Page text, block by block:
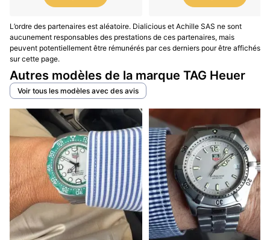
L’ordre des partenaires est aléatoire. Dialicious et Achille SAS ne sont
aucunement responsables des prestations de ces partenaires, mais
peuvent potentiellement être rémunérés par ces derniers pour être affichés
sur cette page.
Autres modèles de la marque TAG Heuer
Voir tous les modèles avec des avis